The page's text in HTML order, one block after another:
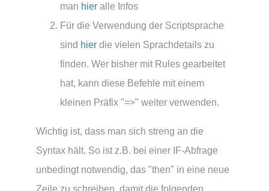
man hier alle Infos
Für die Verwendung der Scriptsprache
sind hier die vielen Sprachdetails zu
finden. Wer bisher mit Rules gearbeitet
hat, kann diese Befehle mit einem
kleinen Präfix "=>" weiter verwenden.
Wichtig ist, dass man sich streng an die
Syntax hält. So ist z.B. bei einer IF-Abfrage
unbedingt notwendig, das "then" in eine neue
Zeile zu schreiben, damit die folgenden